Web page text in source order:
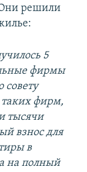
Они решили
5
фирмы
совету
таких фирм,
тысячи
взнос для
в
на полный